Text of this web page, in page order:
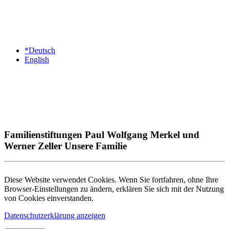
*Deutsch
English
Familienstiftungen Paul Wolfgang Merkel und
Werner Zeller Unsere Familie
Diese Website verwendet Cookies. Wenn Sie fortfahren, ohne Ihre
Browser-Einstellungen zu ändern, erklären Sie sich mit der Nutzung
von Cookies einverstanden.
Datenschutzerklärung anzeigen